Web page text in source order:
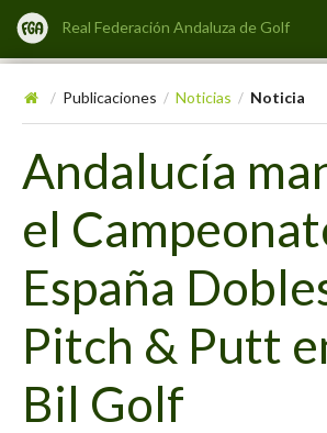
Real Federación Andaluza de Golf
/ Publicaciones / Noticias / Noticia
Andalucía
el
España
Pitch & Putt
Bil Golf